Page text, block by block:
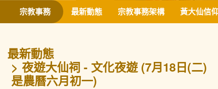
聯絡我們
宗教事務 最新動態 宗教事務架構 黃大仙信
最新動態
夜遊大仙祠 - 文化夜遊 (7月18日(二)
是農曆六月初一)